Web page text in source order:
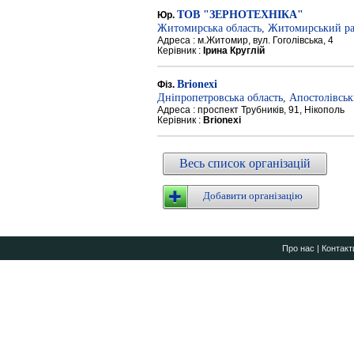
Юр. ТОВ "ЗЕРНОТЕХНІКА"
Житомирська область, Житомирський
Адреса : м.Житомир, вул. Гоголівська, 4
Керівник : Ірина Круглій
Фіз. Brionexi
Дніпропетровська область,
Адреса : проспект Трубників, 91, Нікополь
Керівник : Brionexi
Весь список організацій
Добавити організацію
Про нас |